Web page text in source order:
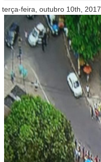
terça-feira, outubro 10th, 2017